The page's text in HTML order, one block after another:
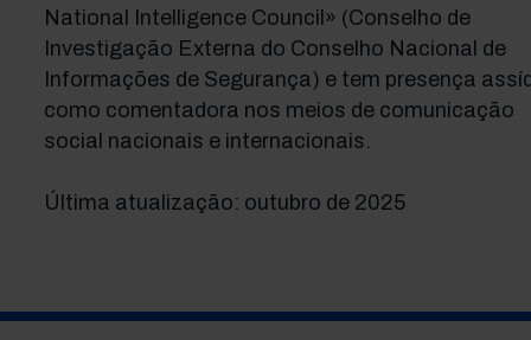
National Intelligence Council» (Conselho de
Investigação Externa do Conselho Nacional de
Informações de Segurança) e tem presença
como comentadora nos meios de comunicação
social nacionais e internacionais.
Última atualização: outubro de 2025